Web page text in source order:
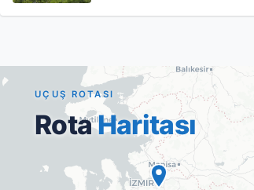
UÇUŞ ROTASI
RotaHaritası